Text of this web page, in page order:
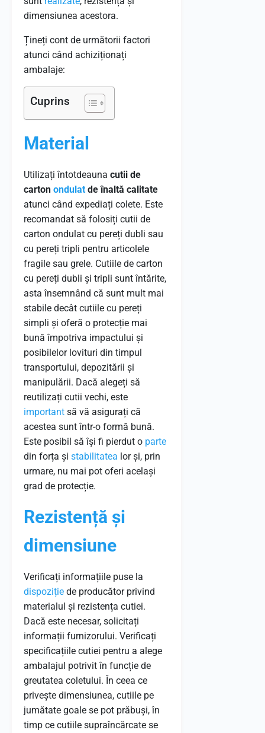
dimensiunea acestora.
Țineți cont de următorii factori
atunci când achiziționați
ambalaje:
Cuprins
Material
Utilizați întotdeauna cutii de
carton ondulat de înaltă calitate
atunci când expediați colete. Este
recomandat să folosiți cutii de
carton ondulat cu pereți dubli sau
cu pereți tripli pentru articolele
fragile sau grele. Cutiile de carton
cu pereți dubli și tripli sunt întărite,
asta însemnând că sunt mult mai
stabile decât cutiile cu pereți
simpli și oferă o protecție mai
bună împotriva impactului și
posibilelor lovituri din timpul
transportului, depozitării și
manipulării. Dacă alegeți să
reutilizați cutii vechi, este
important să vă asigurați că
acestea sunt într-o formă bună.
Este posibil să își fi pierdut o parte
din forța și stabilitatea lor și, prin
urmare, nu mai pot oferi același
grad de protecție.
Rezistență și
dimensiune
Verificați informațiile puse la
dispoziție de producător privind
materialul și rezistența cutiei.
Dacă este necesar, solicitați
informații furnizorului. Verificați
specificațiile cutiei pentru a alege
ambalajul potrivit în funcție de
greutatea coletului. În ceea ce
privește dimensiunea, cutiile pe
jumătate goale se pot prăbuși, în
timp ce cutiile supraîncărcate se